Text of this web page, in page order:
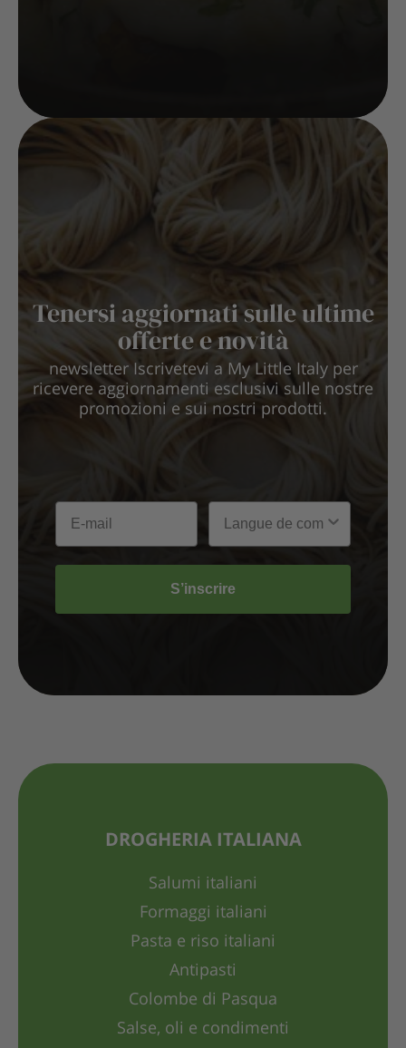
Tenersi aggiornati sulle ultime
offerte e novità
newsletter Iscrivetevi a My Little Italy per
ricevere aggiornamenti esclusivi sulle nostre
promozioni e sui nostri prodotti.
S’inscrire
DROGHERIA ITALIANA
Salumi italiani
Formaggi italiani
Pasta e riso italiani
Antipasti
Colombe di Pasqua
Salse, oli e condimenti